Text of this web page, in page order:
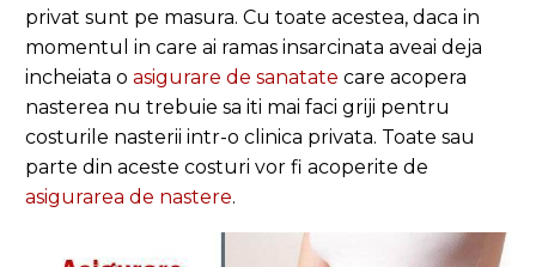
privat sunt pe masura. Cu toate acestea, daca in
momentul in care ai ramas insarcinata aveai deja
incheiata o asigurare de sanatate care acopera
nasterea nu trebuie sa iti mai faci griji pentru
costurile nasterii intr-o clinica privata. Toate sau
parte din aceste costuri vor fi acoperite de
asigurarea de nastere.